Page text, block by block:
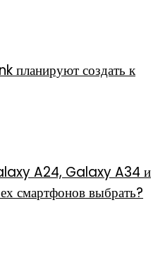
планируют создать к
A24, Galaxy A34 и
смартфонов выбрать?